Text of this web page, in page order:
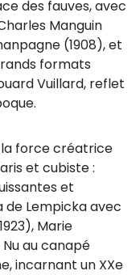
des fauves, avec
Manguin
(1908), et
formats
Vuillard, reflet
force créatrice
et cubiste :
et
Lempicka avec
Marie
au canapé
incarnant un XXe